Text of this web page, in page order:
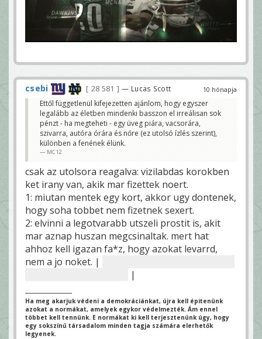
10 hónapja
csebi 28 581 — Lucas Scott
Ettől függetlenül kifejezetten ajánlom, hogy egyszer
legalább az életben mindenki basszon el irreálisan sok
pénzt - ha megteheti - egy üveg piára, vacsorára,
szivarra, autóra órára és nőre (ez utolsó ízlés szerint),
különben a fenének élünk.
MC12
csak az utolsora reagalva: vizilabdas korokben
ket irany van, akik mar fizettek noert.
1: miutan mentek egy kort, akkor ugy dontenek,
hogy soha tobbet nem fizetnek sexert.
2: elvinni a legotvarabb utszeli prostit is, akit
mar aznap huszan megcsinaltak. mert hat
ahhoz kell igazan fa*z, hogy azokat levarrd,
nem a jo noket. |
|
Ha meg akarjuk védeni a demokráciánkat, újra kell épitenünk
azokat a normákat, amelyek egykor védelmezték. Ám ennel
többet kell tennünk. E normákat ki kell terjesztenünk úgy, hogy
egy sokszínű társadalom minden tagja számára elerhetők
legyenek.